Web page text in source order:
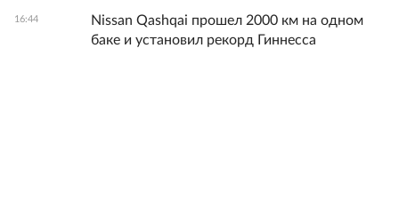
16:44
Nissan Qashqai прошел 2000 км на одном
баке и установил рекорд Гиннесса